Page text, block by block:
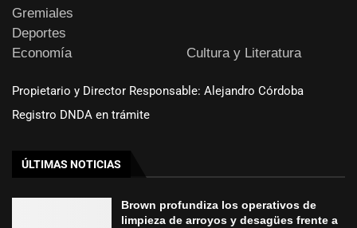
Gremiales
Deportes
Economía
Cultura y Literatura
Propietario y Director Responsable: Alejandro Córdoba
Registro DNDA en trámite
ÚLTIMAS NOTICIAS
Brown profundiza los operativos de
limpieza de arroyos y desagües frente a